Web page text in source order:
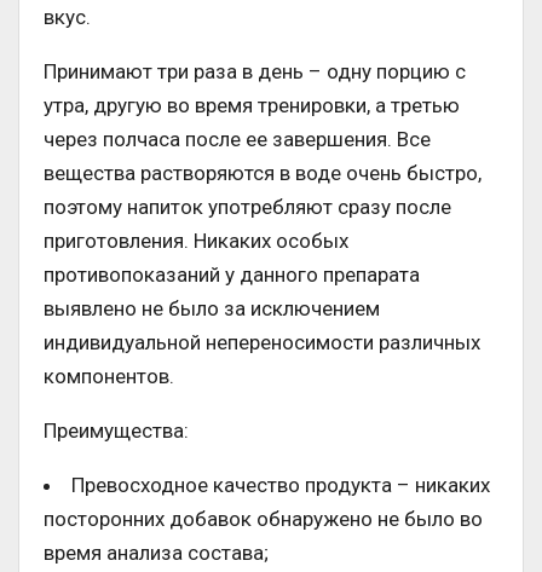
вкус.
Принимают три раза в день – одну порцию с
утра, другую во время тренировки, а третью
через полчаса после ее завершения. Все
вещества растворяются в воде очень быстро,
поэтому напиток употребляют сразу после
приготовления. Никаких особых
противопоказаний у данного препарата
выявлено не было за исключением
индивидуальной непереносимости различных
компонентов.
Преимущества:
Превосходное качество продукта – никаких
посторонних добавок обнаружено не было во
время анализа состава;